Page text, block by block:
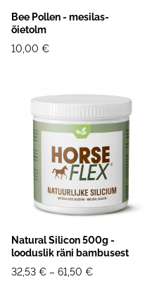
Bee Pollen - mesilas-
õietolm
10,00 €
Natural Silicon 500g -
looduslik räni bambusest
32,53 € – 61,50 €